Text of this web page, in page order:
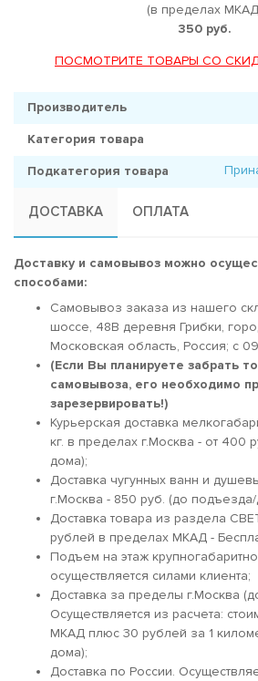
(в пределах
350 руб.
ПОСМОТРИТЕ ТОВАРЫ СО
Производитель
Категория товара
Подкатегория товара
ДОСТАВКА ОПЛАТА
Доставку и самовывоз можно
способами:
Самовывоз заказа из нашего
шоссе, 48В деревня Грибки,
Московская область, Россия; c
(Если Вы планируете забрать
самовывоза, его необходимо
зарезервировать!)
Курьерская доставка
кг. в пределах г.Москва - от 400
дома);
Доставка чугунных ванн и
г.Москва - 850 руб. (до
Доставка товара из раздела
рублей в пределах МКАД -
Подъем на этаж
осуществляется силами клиента;
Доставка за пределы г.Москва
Осуществляется из расчета:
МКАД плюс 30 рублей за 1
дома);
Доставка по России.